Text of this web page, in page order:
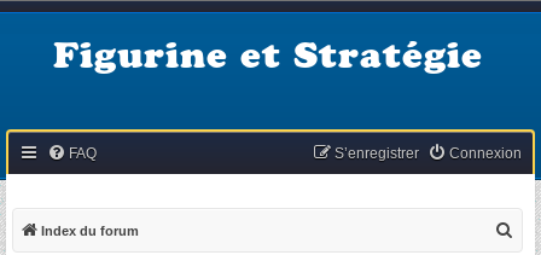
Figurine et Stratégie
FAQ Connexion
S’enregistrer
Index du forum